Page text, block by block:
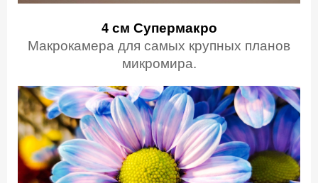
4 см Супермакро
Макрокамера для самых крупных планов
микромира.